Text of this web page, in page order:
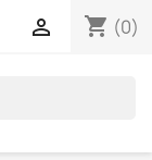
shopping_cart (0)
